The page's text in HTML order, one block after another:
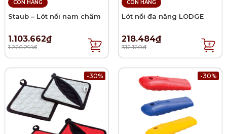
CÒN HÀNG
Staub – Lót nồi nam châm
1.103.662₫
1.226.291₫
CÒN HÀNG
Lót nồi đa năng LODGE
218.484₫
312.120₫
-30% -30%